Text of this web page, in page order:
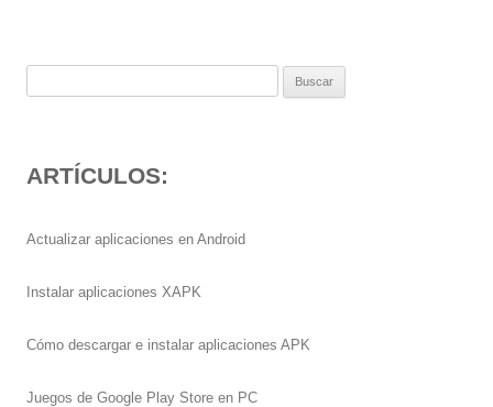
ARTÍCULOS:
Actualizar aplicaciones en Android
Instalar aplicaciones XAPK
Cómo descargar e instalar aplicaciones APK
Juegos de Google Play Store en PC